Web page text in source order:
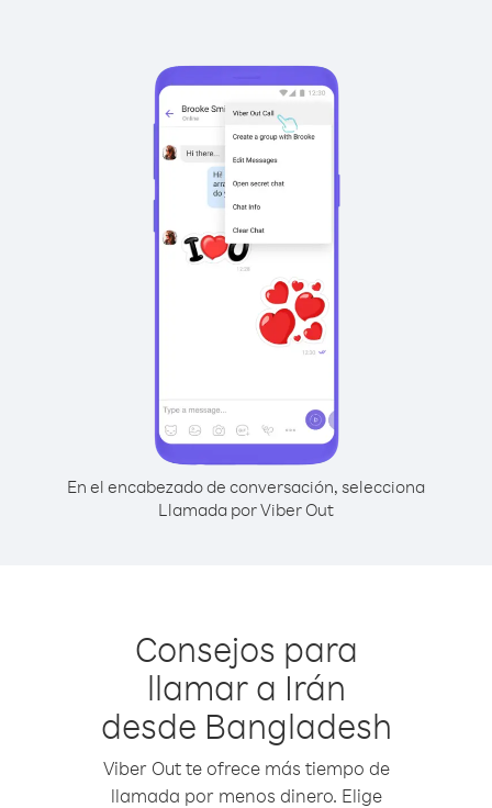
En el encabezado de conversación, selecciona
Llamada por Viber Out
Consejos para
llamar a Irán
desde Bangladesh
Viber Out te ofrece más tiempo de
llamada por menos dinero. Elige